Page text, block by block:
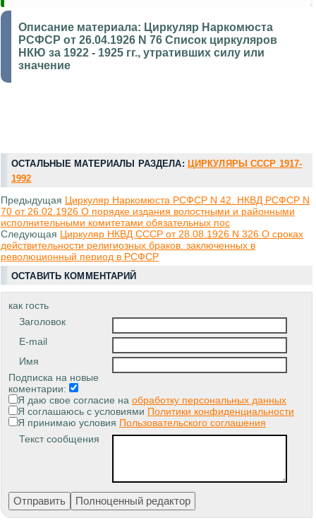
Описание материала: Циркуляр Наркомюста
РСФСР от 26.04.1926 N 76 Список циркуляров
НКЮ за 1922 - 1925 гг., утративших силу или
значение
ОСТАЛЬНЫЕ МАТЕРИАЛЫ РАЗДЕЛА: ЦИРКУЛЯРЫ СССР 1917-
1992
Предыдущая Циркуляр Наркомюста РСФСР N 42. НКВД РСФСР N
70 от 26.02.1926 О порядке издания волостными и районными
исполнительными комитетами обязательных пос
Следующая Циркуляр НКВД СССР от 28.08.1926 N 326 О сроках
действительности религиозных браков. заключенных в
революционный период в РСФСР
ОСТАВИТЬ КОММЕНТАРИЙ
как гость
Заголовок
E-mail
Имя
Подписка на новые
коментарии:
Я даю свое согласие на обработку персональных данных
Я соглашаюсь с условиями Политики конфиденциальности
Я принимаю условия Пользовательского соглашения
Текст сообщения